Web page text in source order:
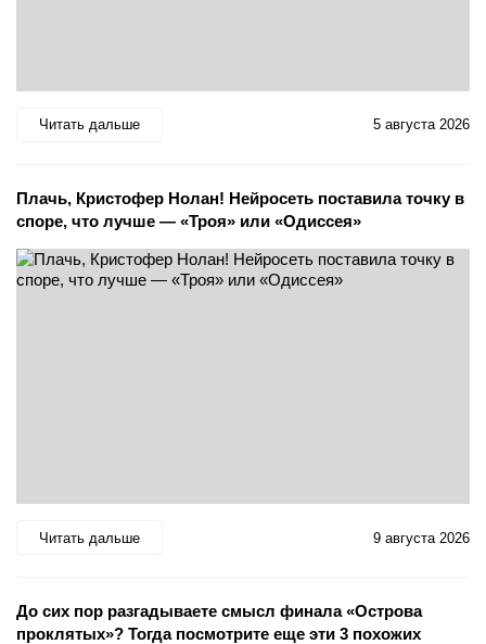
Читать дальше 5 августа 2026
Плачь, Кристофер Нолан! Нейросеть поставила точку в
споре, что лучше — «Троя» или «Одиссея»
Читать дальше 9 августа 2026
До сих пор разгадываете смысл финала «Острова
проклятых»? Тогда посмотрите еще эти 3 похожих